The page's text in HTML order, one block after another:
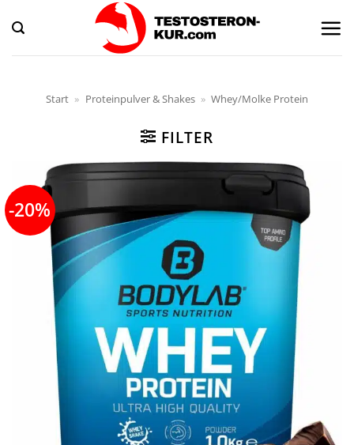
Inhalt
springen
Start » Proteinpulver & Shakes » Whey/Molke Protein
FILTER
-20%